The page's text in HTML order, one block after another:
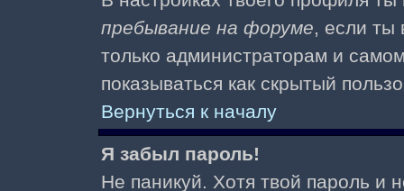
пребывание на форуме, если
только администраторам и
показываться как скрытый
Вернуться к началу
Я забыл пароль!
Не паникуй. Хотя твой пароль и